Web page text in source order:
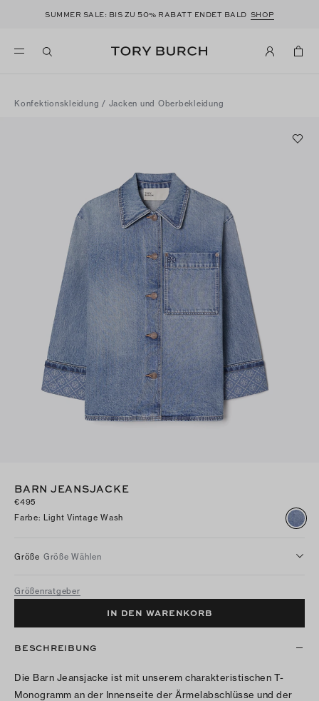
SUMMER SALE: BIS ZU50% RABATT ENDET BALD SHOP
Konfektionskleidung / Jacken und Oberbekleidung
BARN JEANSJACKE
€495
Farbe: Light Vintage Wash
Größe Größe Wählen
Größenratgeber
IN DEN WARENKORB
BESCHREIBUNG
Die Barn Jeansjacke ist mit unserem charakteristischen T-
Monogramm an der Innenseite der Ärmelabschlüsse und der